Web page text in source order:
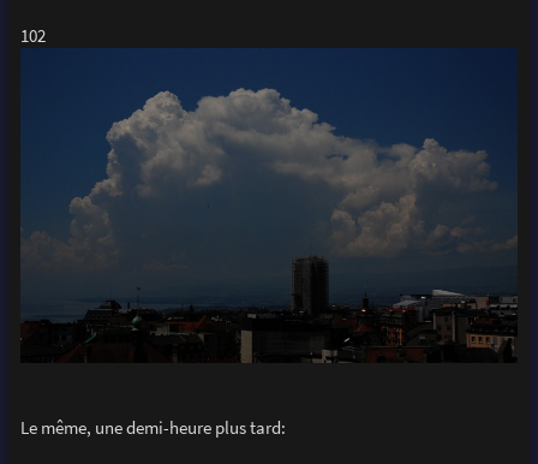
102
Le même, une demi-heure plus tard: